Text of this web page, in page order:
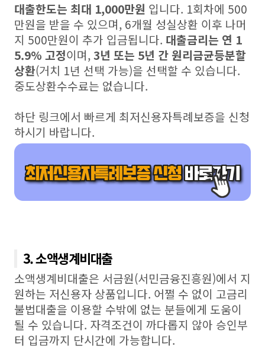
대출한도는 최대 1,000만원 입니다. 1회차에 500
만원을 받을 수 있으며, 6개월 성실상환 이후 나머
지 500만원이 추가 입금됩니다. 대출금리는 연 1
5.9% 고정이며,3년 또는 5년 간 원리금균등분할
상환(거치 1년 선택 가능)을 선택할 수 있습니다.
중도상환수수료는 없습니다.
하단 링크에서 빠르게 최저신용자특례보증을 신청
하시기 바랍니다.
3. 소액생계비대출
소액생계비대출은 서금원(서민금융진흥원)에서 지
원하는 저신용자 상품입니다. 어쩔 수 없이 고금리
불법대출을 이용할 수밖에 없는 분들에게 도움이
될 수 있습니다. 자격조건이 까다롭지 않아 승인부
터 입금까지 단시간에 가능합니다.